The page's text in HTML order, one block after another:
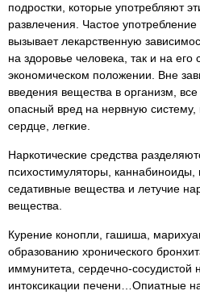
подростки, которые употребляют
развлечения. Частое
вызывает лекарственную
на здоровье человека, так и на его
экономическом положении. Вне
введения вещества в организм,
опасный вред на нервную
сердце, легкие.
Наркотические средства
психостимуляторы, каннабиноиды,
седативные вещества и летучие
вещества.
Курение конопли, гашиша,
образованию хронического
иммунитета, сердечно-сосудистой
интоксикации печени…Опиатные